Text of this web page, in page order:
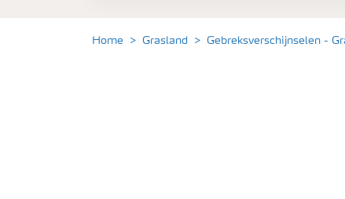
Home Grasland Gebreksverschijnselen -